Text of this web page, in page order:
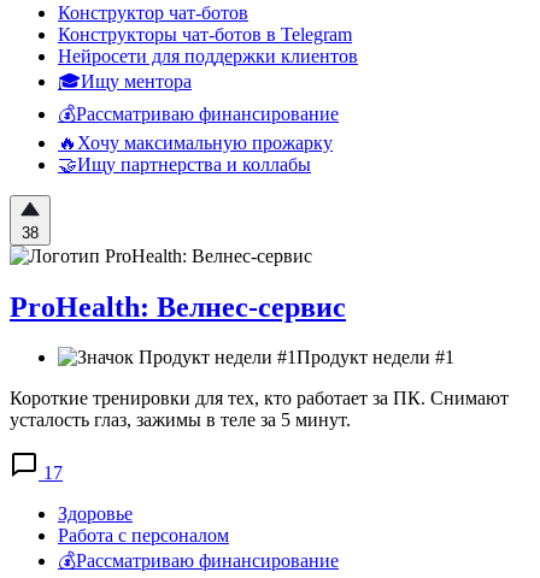
Конструктор чат-ботов
Конструкторы чат-ботов в Telegram
Нейросети для поддержки клиентов
🎓Ищу ментора
💰Рассматриваю финансирование
🔥Хочу максимальную прожарку
🤝Ищу партнерства и коллабы
38
ProHealth: Велнес-сервис
Продукт недели #1
Короткие тренировки для тех, кто работает за ПК. Снимают
усталость глаз, зажимы в теле за 5 минут.
17
Здоровье
Работа с персоналом
💰Рассматриваю финансирование